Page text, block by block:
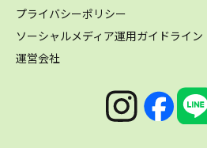
プライバシーポリシー
ソーシャルメディア運用ガイドライン
運営会社